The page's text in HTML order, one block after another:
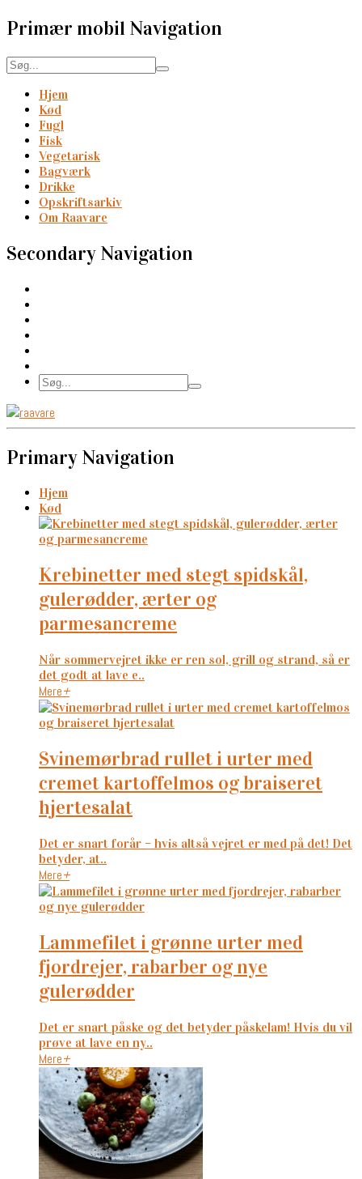
Primær mobil Navigation
Hjem
Kød
Fugl
Fisk
Vegetarisk
Bagværk
Drikke
Opskriftsarkiv
Om Raavare
Secondary Navigation
Primary Navigation
Hjem
Kød
krebinetter med stegt spidskål,
gulerødder, ærter og
parmesancreme
Når sommervejret ikke er ren sol, grill og strand, så er
det godt at lave e..
Mere+
svinemørbrad rullet i urter med
cremet kartoffelmos og braiseret
hjertesalat
Det er snart forår – hvis altså vejret er med på det! Det
betyder, at..
Mere+
lammefilet i grønne urter med
fjordrejer, rabarber og nye
gulerødder
Det er snart påske og det betyder påskelam! Hvis du vil
prøve at lave en ny..
Mere+